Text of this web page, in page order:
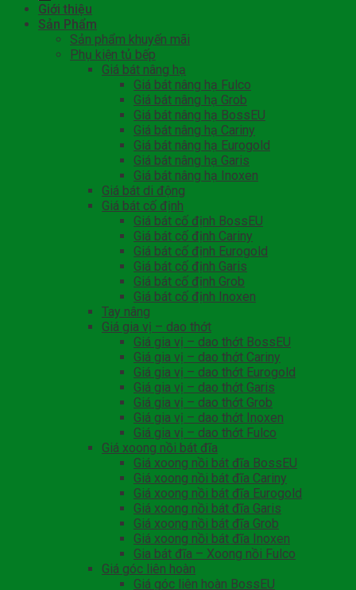
Giới thiệu
Sản Phẩm
Sản phẩm khuyến mãi
Phụ kiện tủ bếp
Giá bát nâng hạ
Giá bát nâng hạ Fulco
Giá bát nâng hạ Grob
Giá bát nâng hạ BossEU
Giá bát nâng hạ Cariny
Giá bát nâng hạ Eurogold
Giá bát nâng hạ Garis
Giá bát nâng hạ Inoxen
Giá bát di động
Giá bát cố định
Giá bát cố định BossEU
Giá bát cố định Cariny
Giá bát cố định Eurogold
Giá bát cố định Garis
Giá bát cố định Grob
Giá bát cố định Inoxen
Tay nâng
Giá gia vị – dao thớt
Giá gia vị – dao thớt BossEU
Giá gia vị – dao thớt Cariny
Giá gia vị – dao thớt Eurogold
Giá gia vị – dao thớt Garis
Giá gia vị – dao thớt Grob
Giá gia vị – dao thớt Inoxen
Giá gia vị – dao thớt Fulco
Giá xoong nồi bát đĩa
Giá xoong nồi bát đĩa BossEU
Giá xoong nồi bát đĩa Cariny
Giá xoong nồi bát đĩa Eurogold
Giá xoong nồi bát đĩa Garis
Giá xoong nồi bát đĩa Grob
Giá xoong nồi bát đĩa Inoxen
Gia bát đĩa – Xoong nồi Fulco
Giá góc liên hoàn
Giá góc liên hoàn BossEU